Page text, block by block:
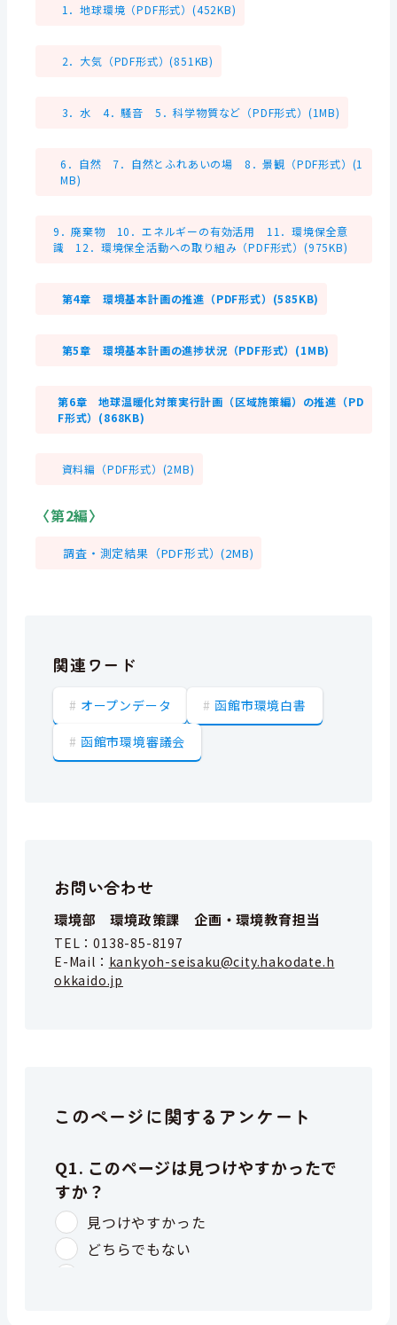
1．地球環境（PDF形式）(452KB)
2．大気（PDF形式）(851KB)
3．水 4．騒音 5．科学物質など（PDF形式）(1MB)
6．自然 7．自然とふれあいの場 8．景観（PDF形式）(1
MB)
9．廃棄物 10．エネルギーの有効活用 11．環境保全意
識 12．環境保全活動への取り組み（PDF形式）(975KB)
第4章 環境基本計画の推進（PDF形式）(585KB)
第5章 環境基本計画の進捗状況（PDF形式）(1MB)
第6章 地球温暖化対策実行計画（区域施策編）の推進（PD
F形式）(868KB)
資料編（PDF形式）(2MB)
〈第2編〉
調査・測定結果（PDF形式）(2MB)
関連ワード
オープンデータ 函館市環境白書
函館市環境審議会
お問い合わせ
環境部 環境政策課 企画・環境教育担当
TEL：0138-85-8197
E-Mail： kankyoh-seisaku@city.hakodate.h
okkaido.jp
このページに関するアンケート